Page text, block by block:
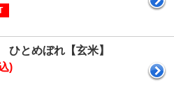
とめぼれ【玄米】
)